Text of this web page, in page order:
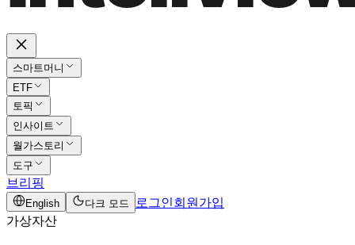
스마트머니
ETF
토픽
인사이트
월가스토리
도구
브리핑
English 다크 모드 로그인회원가입
가상자산